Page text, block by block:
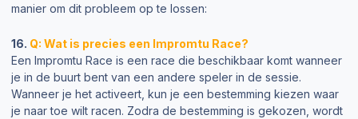
manier om dit probleem op te lossen:
16. Q: Wat is precies een Impromtu Race?
Een Impromtu Race is een race die beschikbaar komt wanneer
je in de buurt bent van een andere speler in de sessie.
Wanneer je het activeert, kun je een bestemming kiezen waar
je naar toe wilt racen. Zodra de bestemming is gekozen, wordt